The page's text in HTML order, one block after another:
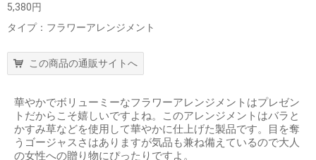
5,380円
タイプ：フラワーアレンジメント
この商品の通販サイトへ
華やかでボリューミーなフラワーアレンジメントはプレゼン
トだからこそ嬉しいですよね。このアレンジメントはバラと
かすみ草などを使用して華やかに仕上げた製品です。目を奪
うゴージャスさはありますが気品も兼ね備えているので大人
の女性への贈り物にぴったりですよ。